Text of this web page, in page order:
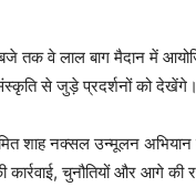
वे लाल बाग मैदान में
से जुड़े प्रदर्शनों को
शाह नक्सल उन्मूलन अभियान
चुनौतियों और आगे की